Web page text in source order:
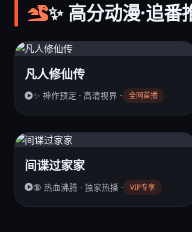
✨ 高分动漫·追番
凡人修仙传
✨ 神作预定 · 高清视界 · 全网首播
间谍过家家
🔞 热血沸腾 · 独家热播 · VIP专享